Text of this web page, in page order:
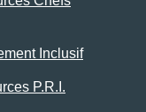
Inclusif
P.R.I.